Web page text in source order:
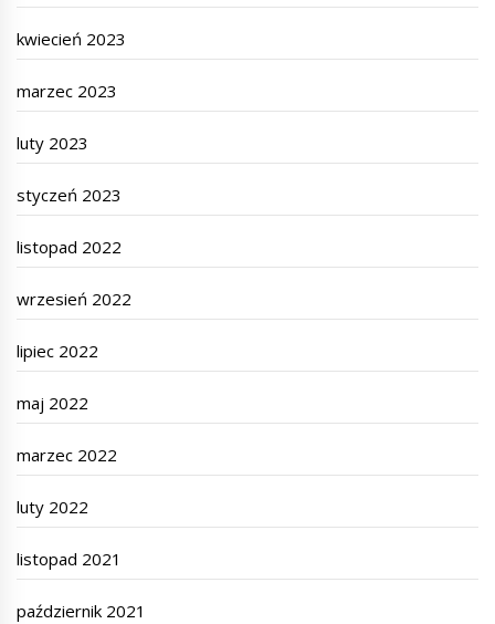
kwiecień 2023
marzec 2023
luty 2023
styczeń 2023
listopad 2022
wrzesień 2022
lipiec 2022
maj 2022
marzec 2022
luty 2022
listopad 2021
październik 2021